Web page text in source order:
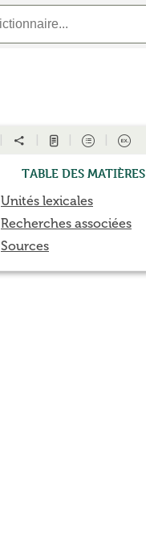
Table des matières
Unités lexicales
Recherches associées
Sources